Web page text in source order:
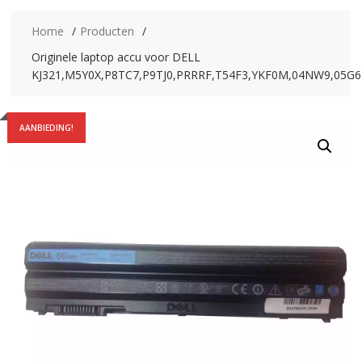
Home
Producten
Originele laptop accu voor DELL
AANBIEDING!